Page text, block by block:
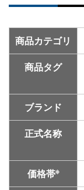
商品カテゴリ
商品タグ
ブランド
正式名称
価格帯※